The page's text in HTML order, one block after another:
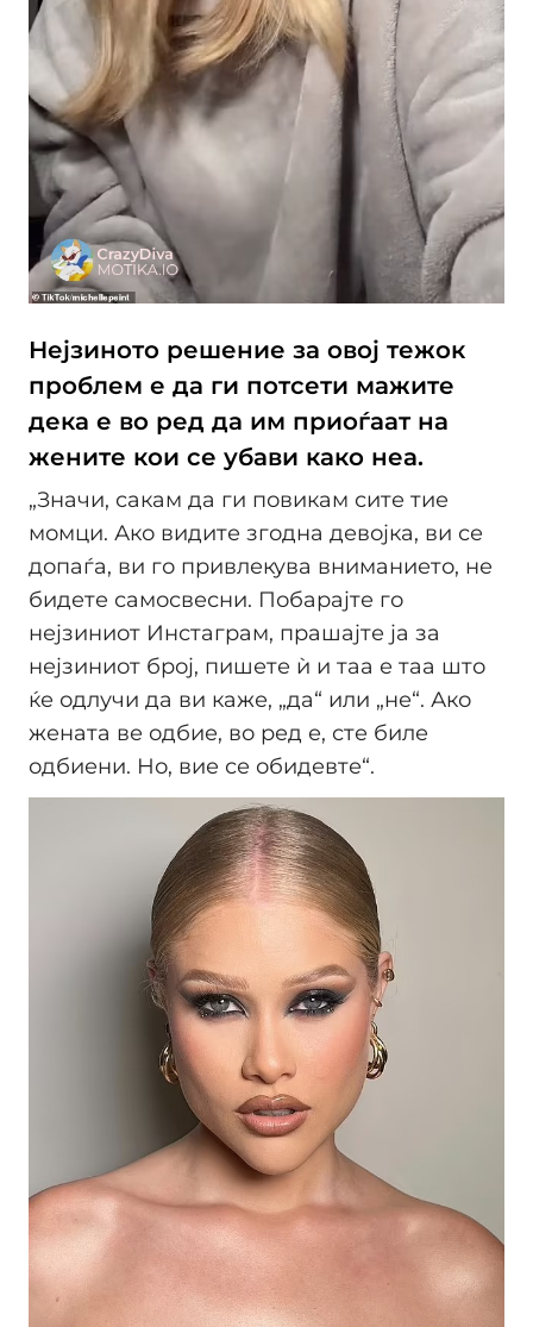
Нејзиното решение за овој тежок
проблем е да ги потсети мажите
дека е во ред да им приоѓаат на
жените кои се убави како неа.
„Значи, сакам да ги повикам сите тие
момци. Ако видите згодна девојка, ви се
допаѓа, ви го привлекува вниманието, не
бидете самосвесни. Побарајте го
нејзиниот Инстаграм, прашајте ја за
нејзиниот број, пишете ѝ и таа е таа што
ќе одлучи да ви каже, „да“ или „не“. Ако
жената ве одбие, во ред е, сте биле
одбиени. Но, вие се обидевте“.